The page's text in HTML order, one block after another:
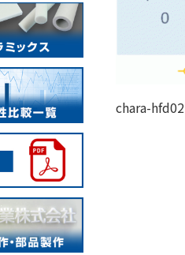
chara-hfd02